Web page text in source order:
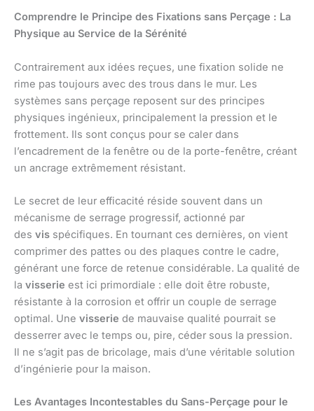
Comprendre le Principe des Fixations sans Perçage : La
Physique au Service de la Sérénité
Contrairement aux idées reçues, une fixation solide ne
rime pas toujours avec des trous dans le mur. Les
systèmes sans perçage reposent sur des principes
physiques ingénieux, principalement la pression et le
frottement. Ils sont conçus pour se caler dans
l’encadrement de la fenêtre ou de la porte-fenêtre, créant
un ancrage extrêmement résistant.
Le secret de leur efficacité réside souvent dans un
mécanisme de serrage progressif, actionné par
des vis spécifiques. En tournant ces dernières, on vient
comprimer des pattes ou des plaques contre le cadre,
générant une force de retenue considérable. La qualité de
la visserie est ici primordiale : elle doit être robuste,
résistante à la corrosion et offrir un couple de serrage
optimal. Une visserie de mauvaise qualité pourrait se
desserrer avec le temps ou, pire, céder sous la pression.
Il ne s’agit pas de bricolage, mais d’une véritable solution
d’ingénierie pour la maison.
Les Avantages Incontestables du Sans-Perçage pour le